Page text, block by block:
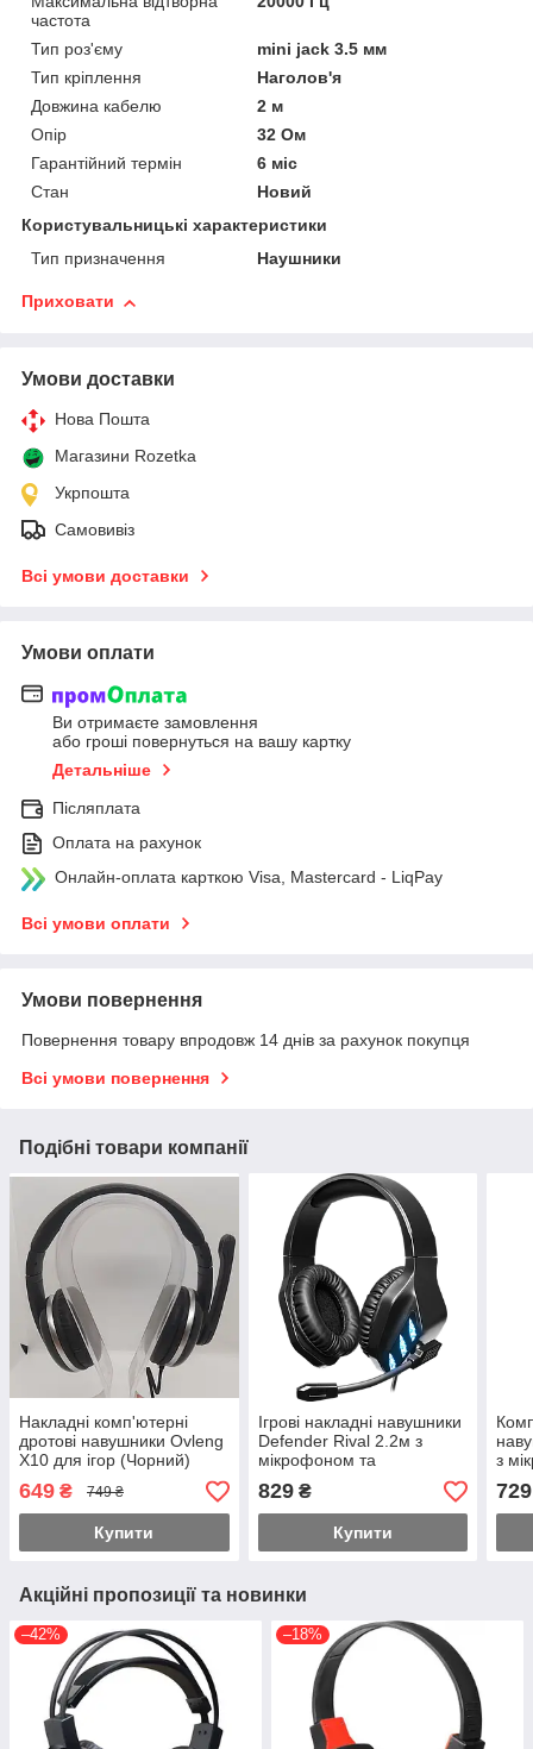
частота
Тип роз'єму
mini jack 3.5 мм
Тип кріплення
Наголов'я
Довжина кабелю
2 м
Опір
32 Ом
Гарантійний термін
6 міс
Стан
Новий
Користувальницькі характеристики
Тип призначення
Наушники
Приховати
Умови доставки
Нова Пошта
Магазини Rozetka
Укрпошта
Самовивіз
Всі умови доставки
Умови оплати
Ви отримаєте замовлення
або гроші повернуться на вашу картку
Детальніше
Післяплата
Оплата на рахунок
Онлайн-оплата карткою Visa, Mastercard - LiqPay
Всі умови оплати
Умови повернення
Повернення товару впродовж 14 днів за рахунок покупця
Всі умови повернення
Подібні товари компанії
Накладні комп'ютерні
дротові навушники Ovleng
X10 для ігор (Чорний)
649 ₴ 749 ₴
Купити
Ігрові накладні навушники
Defender Rival 2.2м з
мікрофоном та
підсвічуванням (Чорний)
829₴
Купити
з
729
Акційні пропозиції та новинки
–42% –18%